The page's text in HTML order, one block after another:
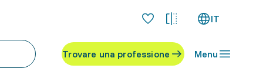
IT
Trovare una professione Menu